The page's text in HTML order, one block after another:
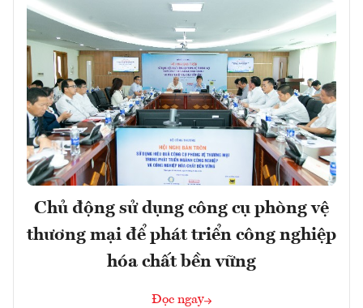
Chủ động sử dụng công cụ phòng vệ
thương mại để phát triển công nghiệp
hóa chất bền vững
Đọc ngay